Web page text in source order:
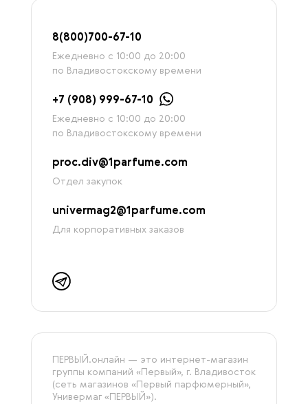
8(800)700-67-10
Ежедневно с 10:00 до 20:00
по Владивостокскому времени
+7 (908) 999-67-10
Ежедневно с 10:00 до 20:00
по Владивостокскому времени
proc.div@1parfume.com
Отдел закупок
univermag2@1parfume.com
Для корпоративных заказов
ПЕРВЫЙ.онлайн — это интернет-магазин
группы компаний «‎Первый», г. Владивосток
(сеть магазинов «Первый парфюмерный»,
Универмаг «ПЕРВЫЙ»).